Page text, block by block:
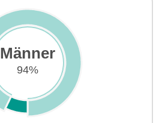
Männer
94%